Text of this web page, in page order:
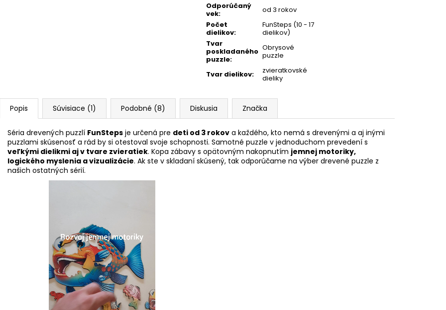
Odporúčaný
vek:
od 3 rokov
Počet
dielikov:
FunSteps (10 - 17
dielikov)
Tvar
poskladaného
puzzle:
Obrysové
puzzle
Tvar dielikov:
zvieratkovské
dieliky
Popis Súvisiace (1) Podobné (8) Diskusia Značka
Séria drevených puzzlí FunSteps je určená pre deti od 3 rokov a každého, kto nemá s drevenými a aj inými
puzzlami skúsenosť a rád by si otestoval svoje schopnosti. Samotné puzzle v jednoduchom prevedení s
veľkými dielikmi aj v tvare zvieratiek. Kopa zábavy s opätovným nakopnutím jemnej motoriky,
logického myslenia a vizualizácie. Ak ste v skladaní skúsený, tak odporúčame na výber drevené puzzle z
našich ostatných sérií.